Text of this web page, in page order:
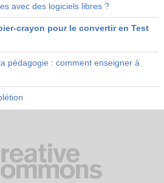
avec des logiciels libres ?
crayon pour le convertir en Test
pédagogie : comment enseigner à